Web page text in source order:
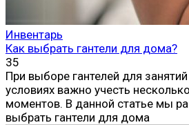
Инвентарь
Как выбрать гантели для дома?
35
При выборе гантелей для
условиях важно учесть
моментов. В данной статье мы
выбрать гантели для дома